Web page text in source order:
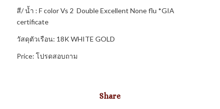
สี/ น้ำ : F color Vs 2 Double Excellent None flu *GIA
certificate
วัสดุตัวเรือน: 18K WHITE GOLD
Price: โปรดสอบถาม
Share